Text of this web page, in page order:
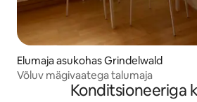
Elumaja asukohas Grindelwald
Võluv mägivaatega talumaja
Konditsioneeriga